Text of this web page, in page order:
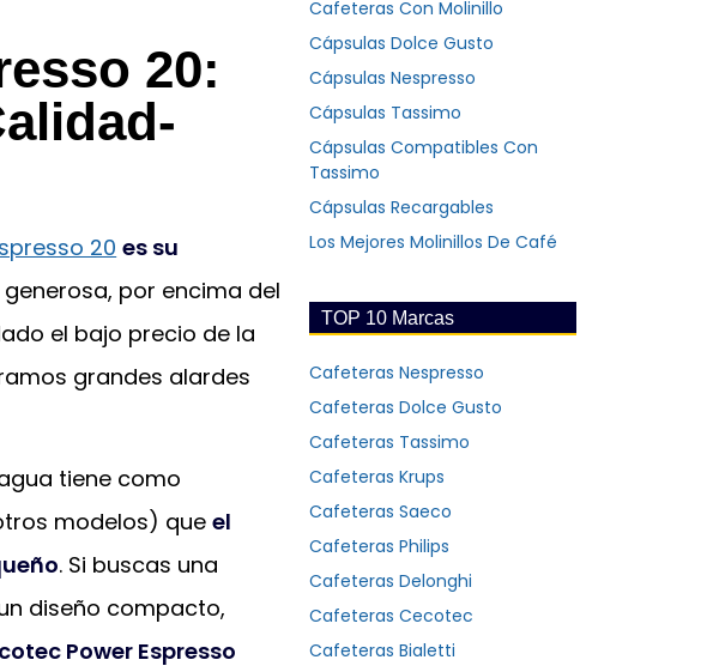
20:
20 es su
generosa, por encima del
el bajo precio de la
grandes alardes
tiene como
modelos) queel
. Si buscas una
diseño compacto,
Power Espresso
Cafeteras Con Molinillo
Cápsulas Dolce Gusto
Cápsulas Nespresso
Cápsulas Tassimo
Cápsulas Compatibles Con
Tassimo
Cápsulas Recargables
Los Mejores Molinillos De Café
TOP 10 Marcas
Cafeteras Nespresso
Cafeteras Dolce Gusto
Cafeteras Tassimo
Cafeteras Krups
Cafeteras Saeco
Cafeteras Philips
Cafeteras Delonghi
Cafeteras Cecotec
Cafeteras Bialetti